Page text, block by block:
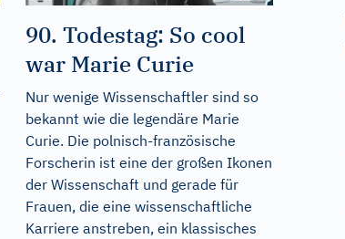
90. Todestag: So cool
war Marie Curie
Nur wenige Wissenschaftler sind so
bekannt wie die legendäre Marie
Curie. Die polnisch-französische
Forscherin ist eine der großen Ikonen
der Wissenschaft und gerade für
Frauen, die eine wissenschaftliche
Karriere anstreben, ein klassisches